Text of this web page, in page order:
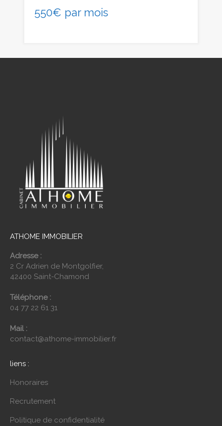
550€ par mois
ATHOME IMMOBILIER
Adresse :
2 Cr Adrien de Montgolfier,
42400 Saint-Chamond
Téléphone :
04 77 22 61 31
Mail :
contact@athome-immobilier.fr
liens :
Honoraires
Recrutement
Politique de confidentialité